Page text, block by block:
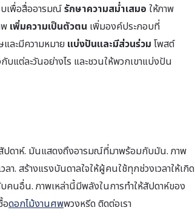
บเพื่อสื่ออารมณ์รักษาความสม่ำเสมอ ให้ภาพ
เพิ่มความเป็นตัวตน เพิ่มองค์ประกอบที่
ละมีความหมาย แบ่งปันและมีส่วนร่วม โพสต์
แต่ละวันอย่างไร และชวนให้พวกเขาแบ่งปัน
ปดาห์. มันแสดงถึงอารมณ์ที่มาพร้อมกับมัน. ภาพ
า. สร้างแรงบันดาลใจให้ผู้คนใช้ทุกช่วงเวลาให้เกิด
คนอื่น. ภาพเหล่านี้มีพลังในการทำให้สัปดาห์ของ
อดอกไม้งานศพพวงหรีด ติดต่อเรา